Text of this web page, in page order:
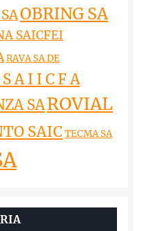
OBRING SA
SAICFEI
RAVA SA DE
A I I C F A
SAROVIAL
SAIC TECMA SA